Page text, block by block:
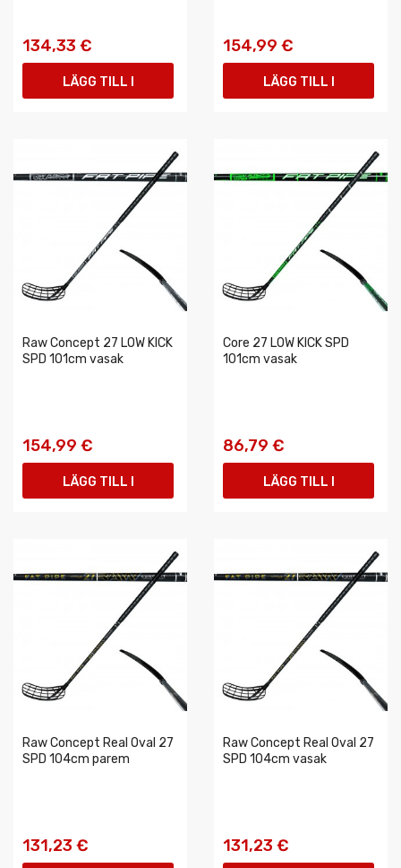
134,33 €
LÄGG TILL I
154,99 €
LÄGG TILL I
Raw Concept 27 LOW KICK
SPD 101cm vasak
154,99 €
LÄGG TILL I
Core 27 LOW KICK SPD
101cm vasak
86,79 €
LÄGG TILL I
Raw Concept Real Oval 27
SPD 104cm parem
131,23 €
Raw Concept Real Oval 27
SPD 104cm vasak
131,23 €